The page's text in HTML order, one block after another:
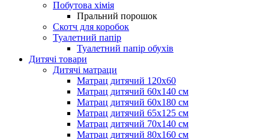
Побутова хімія
Пральний порошок
Скотч для коробок
Туалетний папір
Туалетний папір обухів
Дитячі товари
Дитячі матраци
Матрац дитячий 120х60
Матрац дитячий 60х140 см
Матрац дитячий 60х180 см
Матрац дитячий 65х125 см
Матрац дитячий 70х140 см
Матрац дитячий 80х160 см